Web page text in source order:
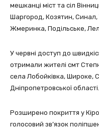
мешканці міст та сіл
Шаргород, Козятин, Синал,
Жмеринка, Подільське,
У червні доступ до
отримали жителі смт
села Лобойківка, Широке,
Дніпропетровської області.
Розширено покриття у
голосовий зв’язок